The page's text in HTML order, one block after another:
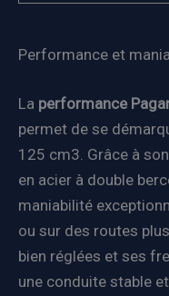
Performance et
La performance
permet de se
125 cm3. Grâce à
en acier à double
maniabilité
ou sur des routes
bien réglées et ses
une conduite stable